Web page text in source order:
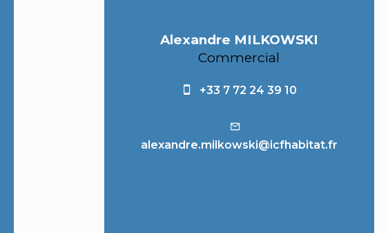
Alexandre MILKOWSKI
Commercial
+33 7 72 24 39 10
alexandre.milkowski@icfhabitat.fr